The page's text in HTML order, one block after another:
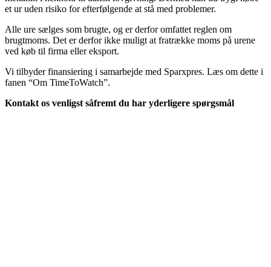
et ur uden risiko for efterfølgende at stå med problemer.
Alle ure sælges som brugte, og er derfor omfattet reglen om
brugtmoms. Det er derfor ikke muligt at fratrække moms på urene
ved køb til firma eller eksport.
Vi tilbyder finansiering i samarbejde med Sparxpres. Læs om dette i
fanen “Om TimeToWatch”.
Kontakt os venligst såfremt du har yderligere spørgsmål